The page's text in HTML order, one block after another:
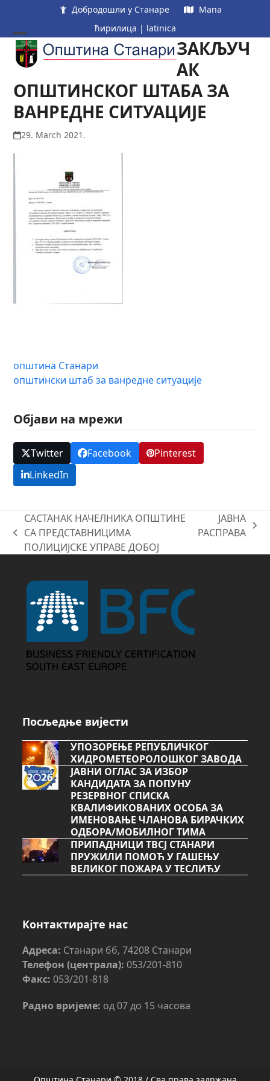
content
Добродошли у Станаре
Мапа
ћирилица | latinica
Open
mobile
menu
Close
mobile
menu
ЗАКЉУЧ
АК
ОПШТИНСКОГ ШТАБА ЗА
ВАНРЕДНЕ СИТУАЦИЈЕ
29. March 2021.
општина Станари
општински штаб за ванредне ситуације
Објави на мрежи
Twitter Facebook
Pinterest
LinkedIn
previous
post:
САСТАНАК НАЧЕЛНИКА ОПШТИНЕ
СА ПРЕДСТАВНИЦИМА
ПОЛИЦИЈСКЕ УПРАВЕ ДОБОЈ
next
ЈАВНА
РАСПРАВА
Посљедње вијести
УПОЗОРЕЊЕ РЕПУБЛИЧКОГ
ХИДРОМЕТЕОРОЛОШКОГ ЗАВОДА
ЈАВНИ ОГЛАС ЗА ИЗБОР
КАНДИДАТА ЗА ПОПУНУ
РЕЗЕРВНОГ СПИСКА
КВАЛИФИКОВАНИХ ОСОБА ЗА
ИМЕНОВАЊЕ ЧЛАНОВА БИРАЧКИХ
ОДБОРА/МОБИЛНОГ ТИМА
ПРИПАДНИЦИ ТВСЈ СТАНАРИ
ПРУЖИЛИ ПОМОЋ У ГАШЕЊУ
ВЕЛИКОГ ПОЖАРА У ТЕСЛИЋУ
Контактирајте нас
Адреса: Станари бб, 74208 Станари
Телефон (централа): 053/201-810
Факс: 053/201-818
Радно вријеме: од 07 до 15 часова